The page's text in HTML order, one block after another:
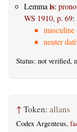
Lemmais:
WS 1910, p. 69:
neuter
Status: not verified,
↑ Token: allans
Codex Argenteus,